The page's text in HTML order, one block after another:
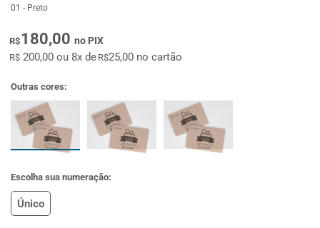
01 - Preto
R$180,00 no PIX
R$ 200,00 ou 8x deR$25,00 no cartão
Outras cores:
Escolha sua numeração:
Único